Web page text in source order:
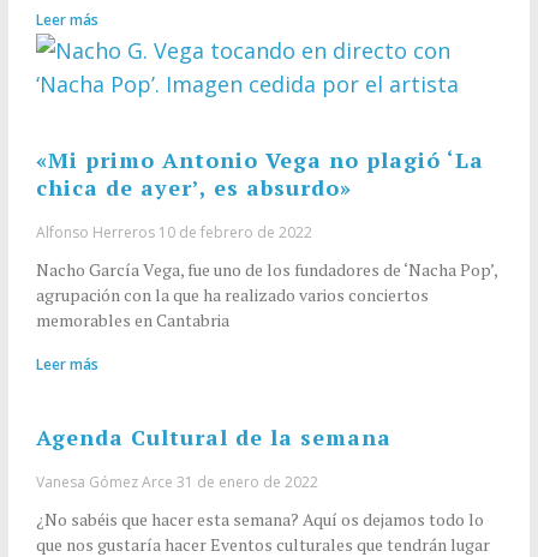
Leer más
«Mi primo Antonio Vega no plagió ‘La
chica de ayer’, es absurdo»
Alfonso Herreros 10 de febrero de 2022
Nacho García Vega, fue uno de los fundadores de ‘Nacha Pop’,
agrupación con la que ha realizado varios conciertos
memorables en Cantabria
Leer más
Agenda Cultural de la semana
Vanesa Gómez Arce 31 de enero de 2022
¿No sabéis que hacer esta semana? Aquí os dejamos todo lo
que nos gustaría hacer Eventos culturales que tendrán lugar